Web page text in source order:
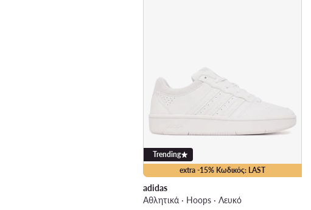
extra -15% Κωδικός: LAST
Trending
adidas
Αθλητικά · Hoops · Λευκό